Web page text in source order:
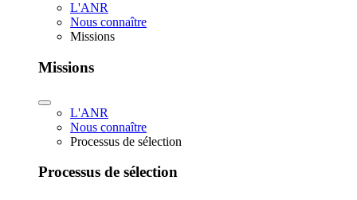
L'ANR
Nous connaître
Missions
Missions
L'ANR
Nous connaître
Processus de sélection
Processus de sélection